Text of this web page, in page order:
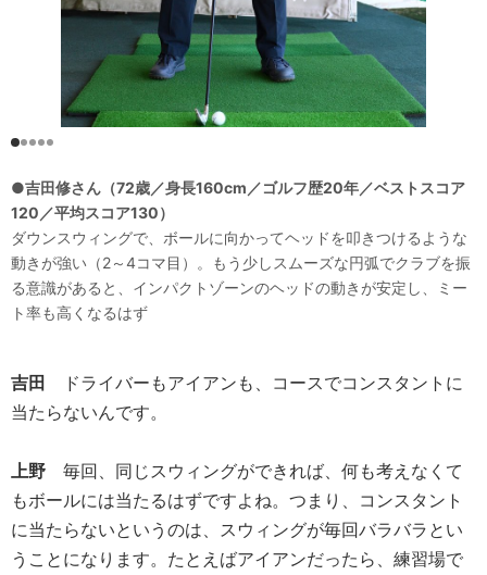
●吉田修さん（72歳／身長160cm／ゴルフ歴20年／ベストスコア
120／平均スコア130）
ダウンスウィングで、ボールに向かってヘッドを叩きつけるような
動きが強い（2～4コマ目）。もう少しスムーズな円弧でクラブを振
る意識があると、インパクトゾーンのヘッドの動きが安定し、ミー
ト率も高くなるはず
吉田 ドライバーもアイアンも、コースでコンスタントに
当たらないんです。
上野 毎回、同じスウィングができれば、何も考えなくて
もボールには当たるはずですよね。つまり、コンスタント
に当たらないというのは、スウィングが毎回バラバラとい
うことになります。たとえばアイアンだったら、練習場で